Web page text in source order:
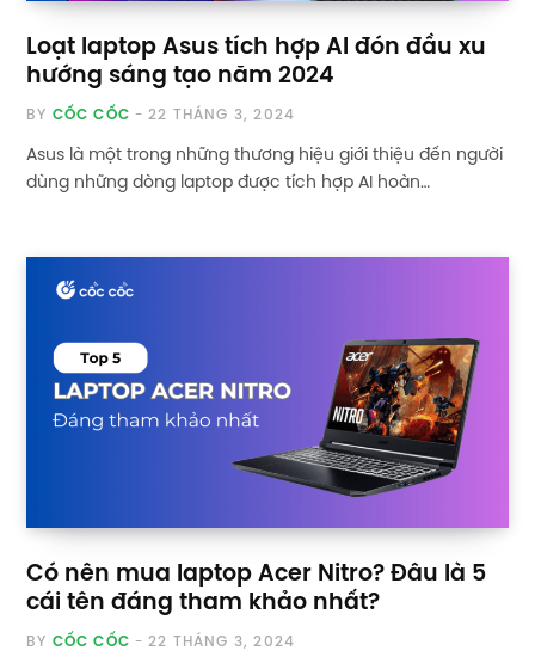
Loạt laptop Asus tích hợp AI đón đầu xu
hướng sáng tạo năm 2024
BY CỐC CỐC 22 THÁNG 3, 2024
Asus là một trong những thương hiệu giới thiệu đến người
dùng những dòng laptop được tích hợp AI hoàn…
Có nên mua laptop Acer Nitro? Đâu là 5
cái tên đáng tham khảo nhất?
BY CỐC CỐC 22 THÁNG 3, 2024